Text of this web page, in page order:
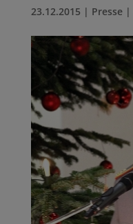
23.12.2015 | Presse|